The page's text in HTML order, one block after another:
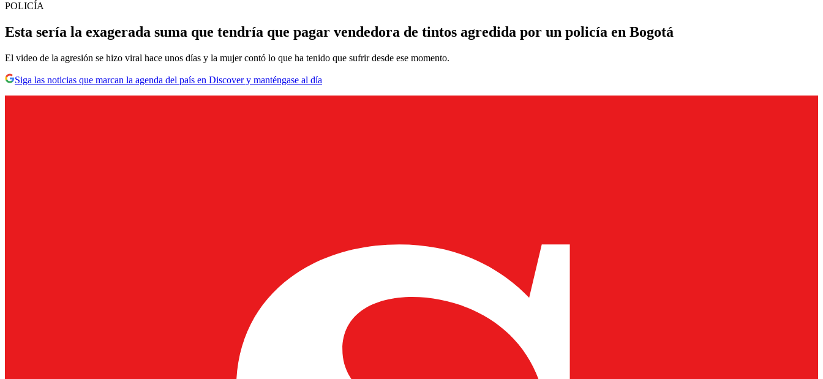
POLICÍA
Esta sería la exagerada suma que tendría que pagar vendedora de tintos agredida por un policía en Bogotá
El video de la agresión se hizo viral hace unos días y la mujer contó lo que ha tenido que sufrir desde ese momento.
Siga las noticias que marcan la agenda del país en Discover y manténgase al día